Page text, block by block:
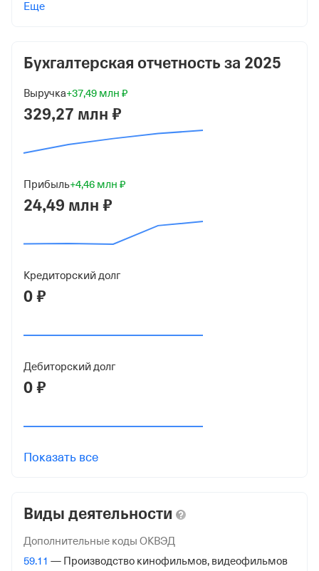
Щёголь Александр Оскарович
Дата регистрации
3 февраля 2003
Краткое название
ЧОУ "ВЕНДА"
129075, г Москва, Прудовой проезд, д 9 к 1
1037739360416
от 3 февраля 2003
КПП
Регистрация ФНС
Налоговая
125284, гор. Москва, Хорошевское Ш., 12а
Еще
Бухгалтерская отчетность за 2025
Выручка+37,49 млн ₽
329,27 млн ₽
Прибыль+4,46 млн ₽
24,49 млн ₽
Кредиторский долг
0 ₽
Дебиторский долг
0 ₽
Показать все
Виды деятельности
Дополнительные коды ОКВЭД
59.11 — Производство кинофильмов, видеофильмов